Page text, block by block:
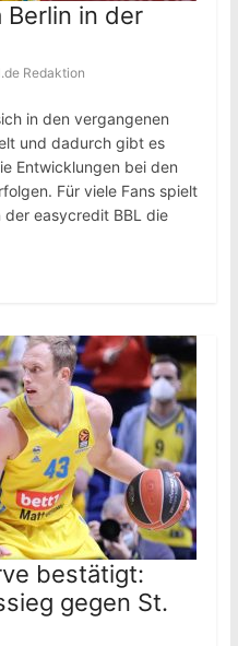
Berlin in der
Redaktion
in den vergangenen
und dadurch gibt es
Entwicklungen bei den
Für viele Fans spielt
der easycredit BBL die
bestätigt:
gegen St.